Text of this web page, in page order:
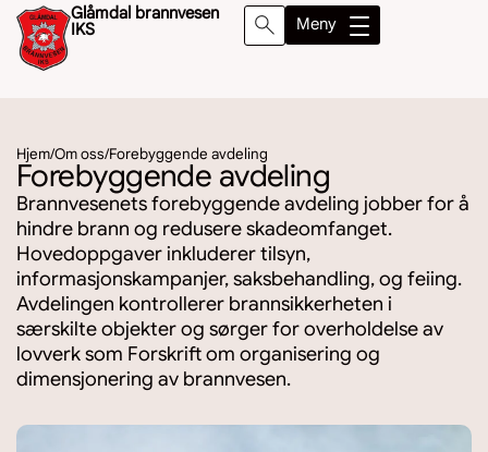
Glåmdal brannvesen
IKS
Meny
Hjem/Om oss/Forebyggende avdeling
Forebyggende avdeling
Brannvesenets forebyggende avdeling jobber for å
hindre brann og redusere skadeomfanget.
Hovedoppgaver inkluderer tilsyn,
informasjonskampanjer, saksbehandling, og feiing.
Avdelingen kontrollerer brannsikkerheten i
særskilte objekter og sørger for overholdelse av
lovverk som Forskrift om organisering og
dimensjonering av brannvesen.